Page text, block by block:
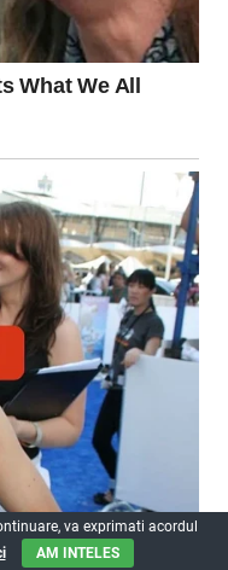
va exprimati acordul
AM INTELES